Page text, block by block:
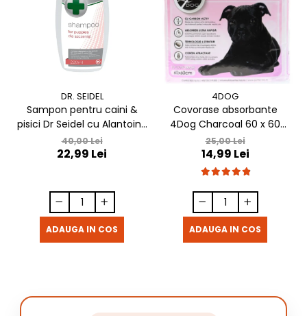
DR. SEIDEL
Sampon pentru caini &
pisici Dr Seidel cu Alantoina
220 ml
40,00 Lei
22,99 Lei
ADAUGA IN COS
4DOG
Covorase absorbante
4Dog Charcoal 60 x 60
cm, 10 buc / pachet
25,00 Lei
14,99 Lei
ADAUGA IN COS